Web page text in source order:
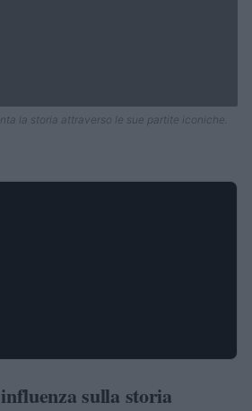
la storia attraverso le sue partite iconiche.
sulla storia